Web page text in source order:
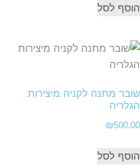
הוסף לסל
שובר מתנה לקניה מיצירות
הגלריה
₪500.00
הוסף לסל